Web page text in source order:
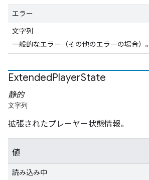
エラー
文字列
一般的なエラー（その他のエラーの場合）。
ExtendedPlayerState
静的
文字列
拡張されたプレーヤー状態情報。
値
読み込み中